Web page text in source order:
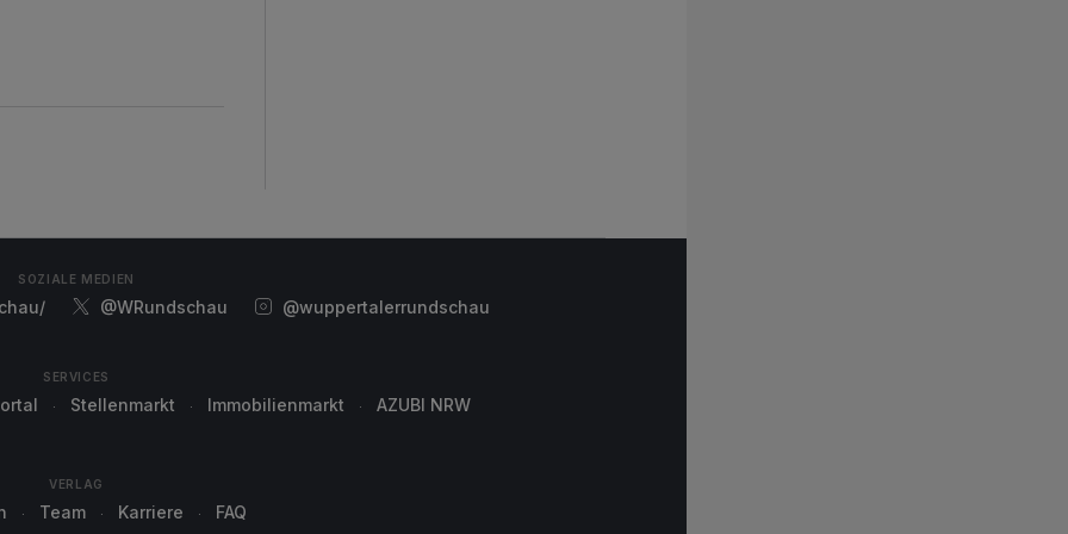
SOZIALE MEDIEN
@WRundschau @wuppertalerrundschau
SERVICES
Stellenmarkt Immobilienmarkt AZUBI NRW
VERLAG
Team Karriere FAQ